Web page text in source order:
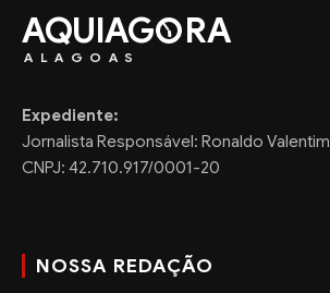
AQUIAG RA
ALAGOAS
Expediente:
Jornalista Responsável: Ronaldo Valentim
CNPJ: 42.710.917/0001-20
NOSSA REDAÇÃO